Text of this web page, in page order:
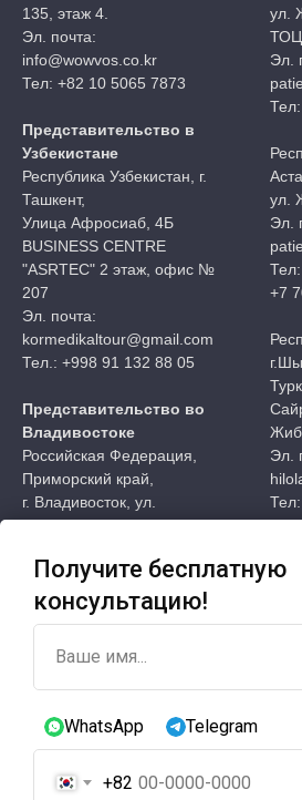
135, этаж 4.
Эл. почта:
info@wowvos.co.kr
Тел: +82 10 5065 7873
Представительство в
Узбекистане
Республика Узбекистан, г.
Ташкент,
Улица Афросиаб, 4Б
BUSINESS CENTRE
"ASRTEC" 2 этаж, офис №
207
Эл. почта:
kormedikaltour@gmail.com
Тел.: +998 91 132 88 05
Представительство во
Владивостоке
Российская Федерация,
Приморский край,
г. Владивосток, ул.
Семёновская, д.29,
Эл. почта:
patients.ru@wowvos.co.kr
Тел.: +7 929 499 95 99
Представительство в
Кыргызстане
Первомайский р-н, ул.
Тыныстанова 81
Эл. почта:
ул.
ТОЦ
Эл.
ул.
Эл.
+7
Эл.
Получите бесплатную
консультацию!
Ваше имя...
WhatsApp Telegram
+82